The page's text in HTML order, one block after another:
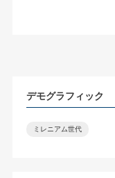
デモグラフィック
ミレニアム世代